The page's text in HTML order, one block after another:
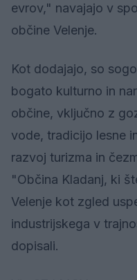
evrov," navajajo v
občine Velenje.
Kot dodajajo, so
bogato kulturno in
občine, vključno z
vode, tradicijo lesne
razvoj turizma in
"Občina Kladanj, ki
Velenje kot zgled
industrijskega v
dopisali.